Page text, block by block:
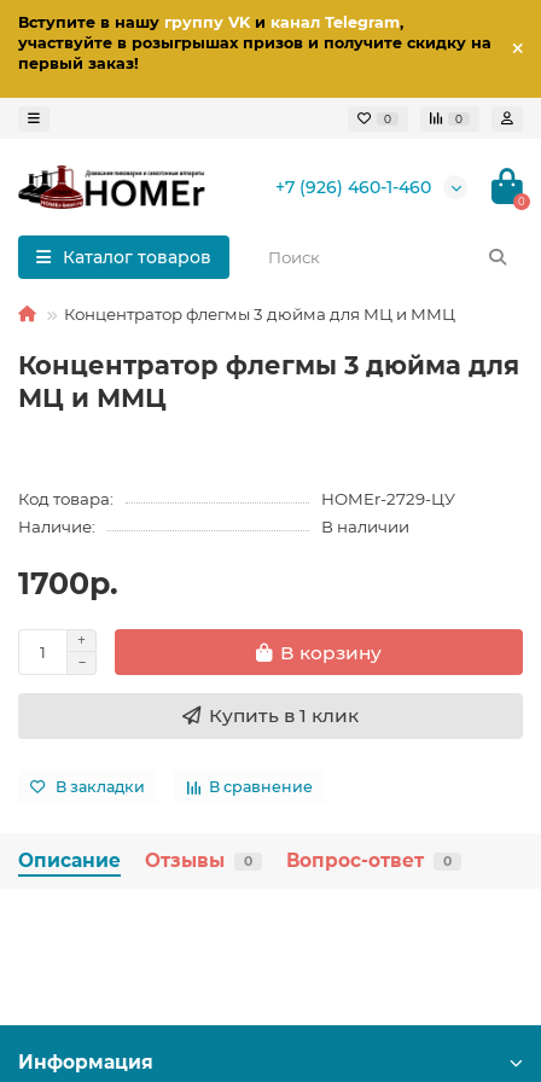
Вступите в нашу группу VKи канал Telegram,
участвуйте в розыгрышах призов и получите скидку на
первый заказ!
0 0
+7 (926) 460-1-460
0
Каталог товаров
Концентратор флегмы 3 дюйма для МЦ и ММЦ
Концентратор флегмы 3 дюйма для
МЦ и ММЦ
Код товара:
HOMEr-2729-ЦУ
Наличие:
В наличии
1700р.
В корзину
Купить в 1 клик
В закладки В сравнение
Описание Отзывы 0 Вопрос-ответ 0
Информация